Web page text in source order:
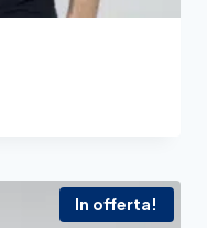
In offerta!